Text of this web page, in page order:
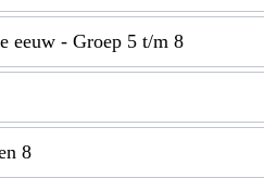
eeuw - Groep 5 t/m 8
8